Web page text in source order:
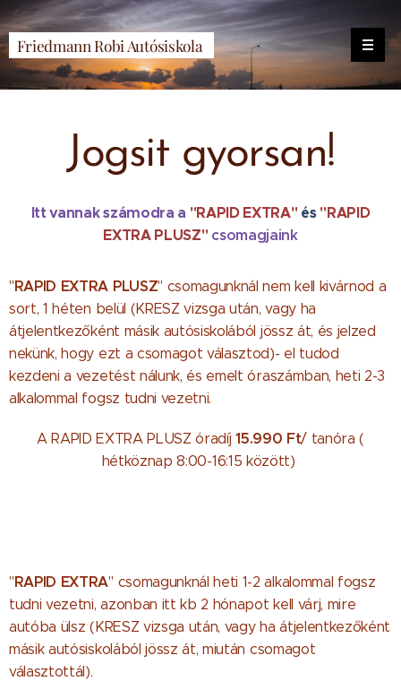
Friedmann Robi Autósiskola
Jogsit gyorsan!
Itt vannak számodra a "RAPID EXTRA"és "RAPID
EXTRA PLUSZ" csomagjaink
"RAPID EXTRA PLUSZ" csomagunknál nem kell kivárnod a
sort, 1 héten belül (KRESZ vizsga után, vagy ha
átjelentkezőként másik autósiskolából jössz át, és jelzed
nekünk, hogy ezt a csomagot választod)- el tudod
kezdeni a vezetést nálunk, és emelt óraszámban, heti 2-3
alkalommal fogsz tudni vezetni.
A RAPID EXTRA PLUSZ óradíj15.990 Ft/ tanóra (
hétköznap 8:00-16:15 között)
"RAPID EXTRA" csomagunknál heti 1-2 alkalommal fogsz
tudni vezetni, azonban itt kb 2 hónapot kell várj, mire
autóba ülsz (KRESZ vizsga után, vagy ha átjelentkezőként
másik autósiskolából jössz át, miután csomagot
választottál).